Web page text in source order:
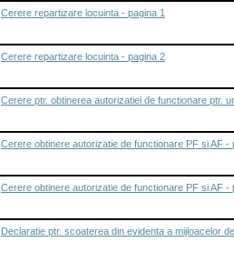
Cerere repartizare locuinta - pagina 1
Cerere repartizare locuinta - pagina 2
Cerere ptr. obtinerea autorizatiei de functionare ptr.
Cerere obtinere autorizatie de functionare PF si AF -
Cerere obtinere autorizatie de functionare PF si AF -
Declaratie ptr. scoaterea din evidenta a mijloacelor